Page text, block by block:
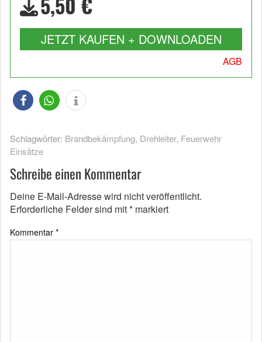
JETZT KAUFEN + DOWNLOADEN
AGB
Schlagwörter: Brandbekämpfung, Drehleiter, Feuerwehr
Einsätze
Schreibe einen Kommentar
Deine E-Mail-Adresse wird nicht veröffentlicht.
Erforderliche Felder sind mit* markiert
Kommentar *